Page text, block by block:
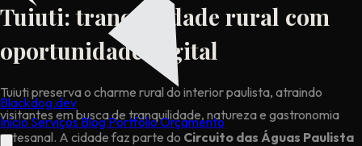
Blackdog.dev
InícioServiçosBlogPortfólioOrçamento
Tuiuti: tranquilidade rural com
oportunidade digital
Tuiuti preserva o charme rural do interior paulista, atraindo
visitantes em busca de tranquilidade, natureza e gastronomia
artesanal. A cidade faz parte do Circuito das Águas Paulista